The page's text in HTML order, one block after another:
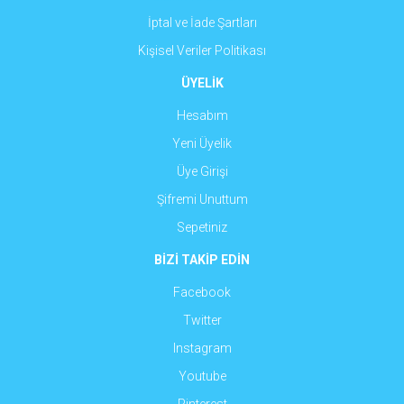
İptal ve İade Şartları
Kişisel Veriler Politikası
ÜYELİK
Hesabım
Yeni Üyelik
Üye Girişi
Şifremi Unuttum
Sepetiniz
BİZİ TAKİP EDİN
Facebook
Twitter
Instagram
Youtube